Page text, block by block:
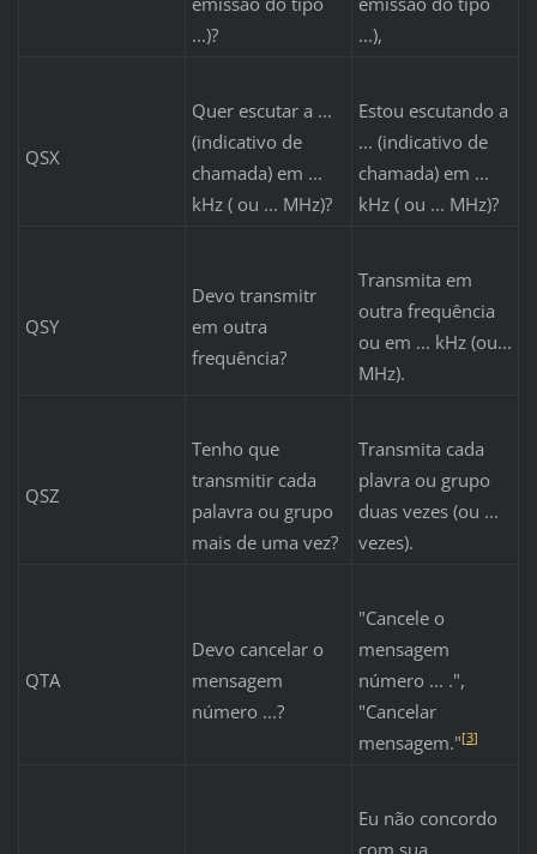
...)?
...),
QSX
Quer escutar a ...
(indicativo de
chamada) em ...
kHz ( ou ... MHz)?
Estou escutando a
... (indicativo de
chamada) em ...
kHz ( ou ... MHz)?
QSY
Devo transmitr
em outra
frequência?
Transmita em
outra frequência
ou em ... kHz (ou...
MHz).
QSZ
Tenho que
transmitir cada
palavra ou grupo
mais de uma vez?
Transmita cada
plavra ou grupo
duas vezes (ou ...
vezes).
QTA
Devo cancelar o
mensagem
número ...?
"Cancele o
mensagem
número ... .",
"Cancelar
mensagem."[3]
Eu não concordo
com sua